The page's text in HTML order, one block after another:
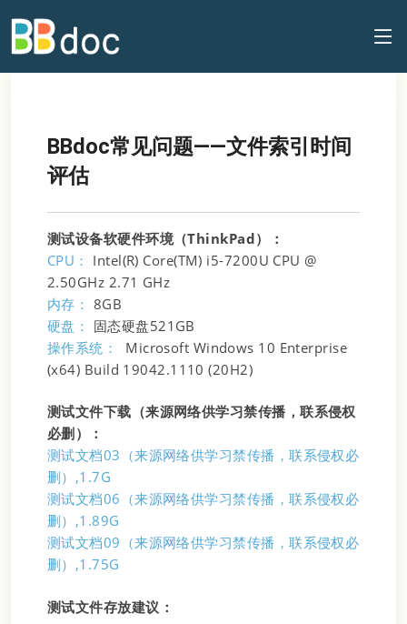
BBdoc常见问题——文件索引时间
评估
测试设备软硬件环境（ThinkPad）：
CPU： Intel(R) Core(TM) i5-7200U CPU @
2.50GHz 2.71 GHz
内存： 8GB
硬盘： 固态硬盘521GB
操作系统：
Microsoft Windows 10 Enterprise
(x64) Build 19042.1110 (20H2)
测试文件下载（来源网络供学习禁传播，联系侵权
必删）：
测试文档03（来源网络供学习禁传播，联系侵权必
删）,1.7G
测试文档06（来源网络供学习禁传播，联系侵权必
删）,1.89G
测试文档09（来源网络供学习禁传播，联系侵权必
删）,1.75G
测试文件存放建议：